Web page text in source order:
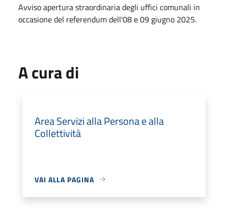
Avviso apertura straordinaria degli uffici comunali in
occasione del referendum dell'08 e 09 giugno 2025.
A cura di
Area Servizi alla Persona e alla
Collettività
VAI ALLA PAGINA